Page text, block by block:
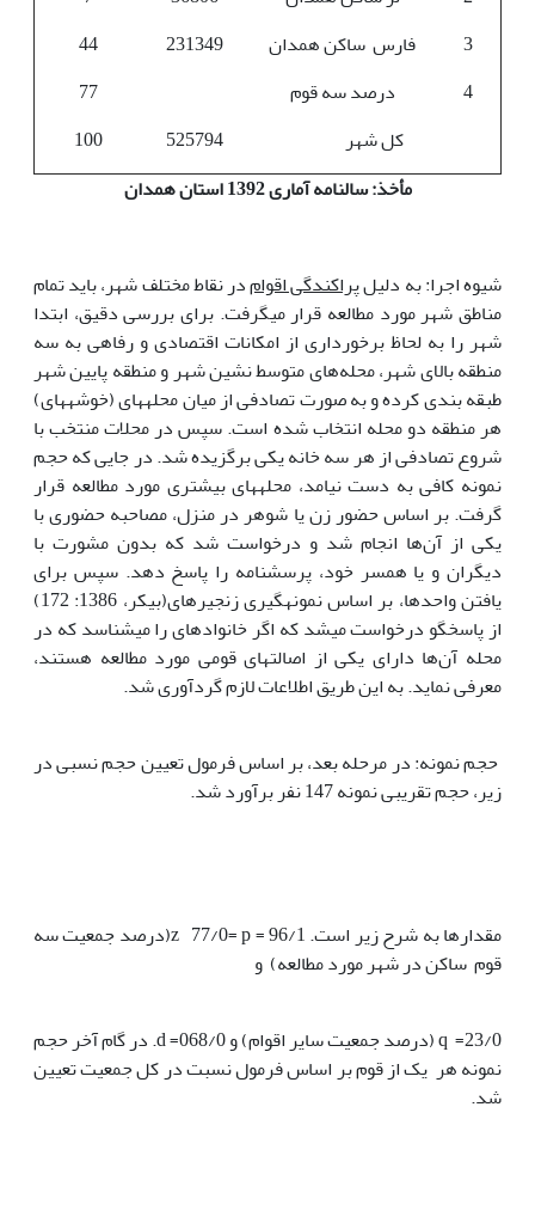
3
فارس ساکن همدان 231349
44
4
درصد سه قوم
77
کل شهر
525794
100
مأخذ: سالنامه آماری 1392 استان همدان
شیوه اجرا: به دلیلپراکندگی اقوامدر نقاط مختلف شهر، باید تمام
مناطق شهر مورد مطالعه قرار می­گرفت. برای بررسی دقیق، ابتدا
شهر را به لحاظ برخورداری از امکانات اقتصادی و رفاهی به سه
منطقه بالای شهر، محله‌های متوسط نشین شهر و منطقه پایین شهر
طبقه بندی کرده و به صورت تصادفی از میان محله­های (خوشه­های)
هر منطقه دو محله انتخاب شده است. سپس در محلات منتخب با
شروع تصادفی از هر سه خانه یکی برگزیده شد. در جایی که حجم
نمونه کافی به دست نیامد، محله­های بیشتری مورد مطالعه قرار
گرفت. بر اساس حضور زن یا شوهر در منزل، مصاحبه حضوری با
یکی از آن‌ها انجام شد و درخواست شد که بدون مشورت با
دیگران و یا همسر خود، پرسش­نامه را پاسخ دهد. سپس برای
یافتن واحدها، بر اساس نمونه­گیری زنجیره­ای­(بیکر، 1386: 172)
از پاسخگو درخواست می­شد که اگر خانواده­ای را می­شناسد که در
محله آن‌ها دارای یکی از اصالت­های قومی مورد مطالعه هستند،
معرفی نماید. به این طریق اطلاعات لازم گردآوری شد.
حجم نمونه: در مرحله بعد، بر اساس فرمول تعیین حجم نسبی در
زیر، حجم تقریبی نمونه 147 نفر برآورد شد.
مقدار­ها به شرح زیر است. 96/1 = z 77/0= p(درصد جمعیت سه
قوم ساکن در شهر مورد مطالعه) و
23/0= q (درصد جمعیت سایر اقوام) و 068/0= d. در گام آخر حجم
نمونه هر یک از قوم بر اساس فرمول نسبت در کل جمعیت تعیین
شد.